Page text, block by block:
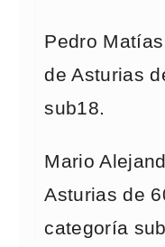
Pedro
de Asturias
sub18.
Mario
Asturias de
categoría